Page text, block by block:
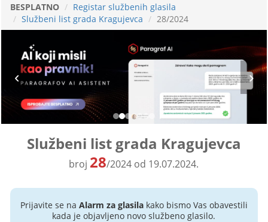
BESPLATNO
Registar službenih glasila
Službeni list grada Kragujevca
28/2024
Službeni list grada Kragujevca
broj 28/2024 od 19.07.2024.
Prijavite se na Alarm za glasilakako bismo Vas obavestili
kada je objavljeno novo službeno glasilo.